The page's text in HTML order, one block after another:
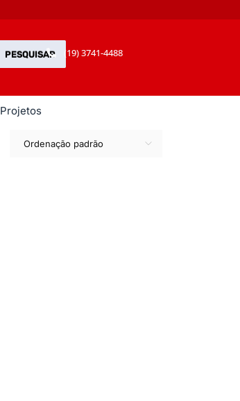
PESQUISAR (19) 3741-4488
Projetos
Ordenação padrão